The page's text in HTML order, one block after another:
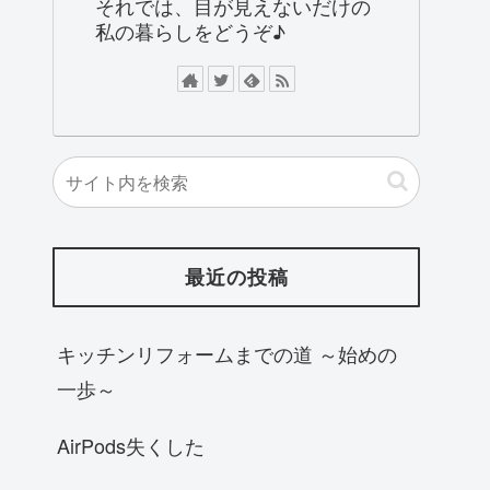
私の暮らしをどうぞ♪
最近の投稿
キッチンリフォームまでの道 ～始めの
一歩～
AirPods失くした